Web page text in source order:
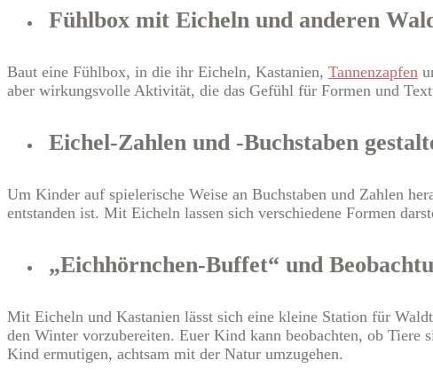
Fühlbox mit Eicheln und anderen
Baut eine Fühlbox, in die ihr Eicheln, Kastanien, Tannenzapfen
aber wirkungsvolle Aktivität, die das Gefühl für Formen und
Eichel-Zahlen und -Buchstaben
Um Kinder auf spielerische Weise an Buchstaben und Zahlen
entstanden ist. Mit Eicheln lassen sich verschiedene Formen
„Eichhörnchen-Buffet“ und
Mit Eicheln und Kastanien lässt sich eine kleine Station für
den Winter vorzubereiten. Euer Kind kann beobachten, ob
Kind ermutigen, achtsam mit der Natur umzugehen.